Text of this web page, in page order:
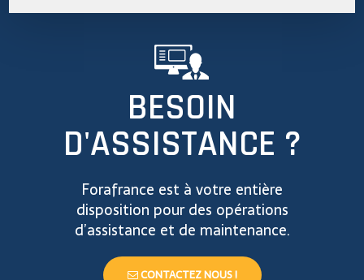
BESOIN
D'ASSISTANCE ?
Forafrance est à votre entière
disposition pour des opérations
d’assistance et de maintenance.
CONTACTEZ NOUS !